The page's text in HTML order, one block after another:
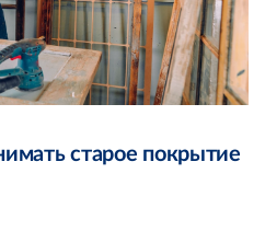
старое покрытие